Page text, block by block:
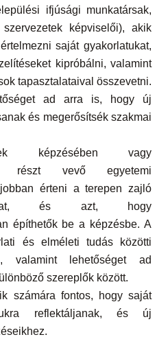
ifjúsági munkatársak,
képviselői), akik
saját gyakorlatukat,
kipróbálni, valamint
tapasztalataival összevetni.
ad arra is, hogy új
és megerősítsék szakmai
képzésében vagy
részt vevő egyetemi
érteni a terepen zajló
és azt, hogy
építhetők be a képzésbe. A
és elméleti tudás közötti
valamint lehetőséget ad
szereplők között.
számára fontos, hogy saját
reflektáljanak, és új